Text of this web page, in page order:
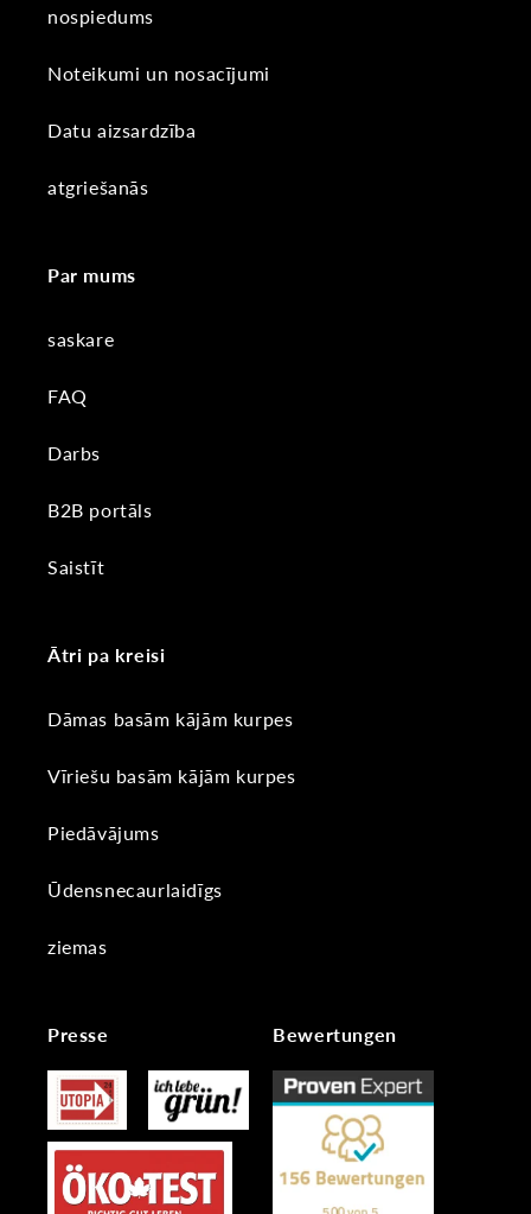
nospiedums
Noteikumi un nosacījumi
Datu aizsardzība
atgriešanās
Par mums
saskare
FAQ
Darbs
B2B portāls
Saistīt
Ātri pa kreisi
Dāmas basām kājām kurpes
Vīriešu basām kājām kurpes
Piedāvājums
Ūdensnecaurlaidīgs
ziemas
Presse Bewertungen